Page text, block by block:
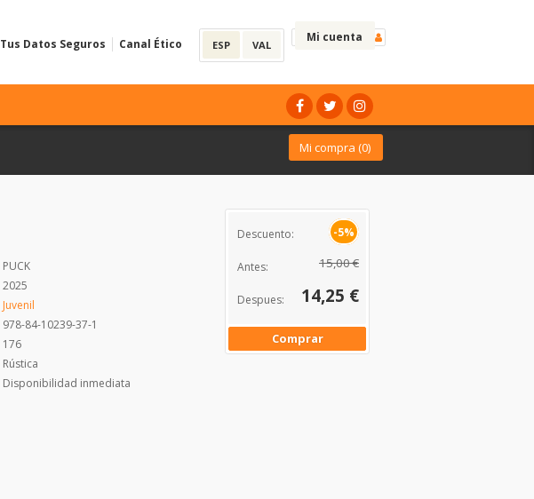
Mi cuenta
ESP VAL
Tus Datos Seguros Canal Ético
Mi compra (0)
PUCK
2025
Juvenil
978-84-10239-37-1
176
Rústica
Disponibilidad inmediata
Descuento: -5%
Antes: 15,00 €
Despues: 14,25 €
Comprar